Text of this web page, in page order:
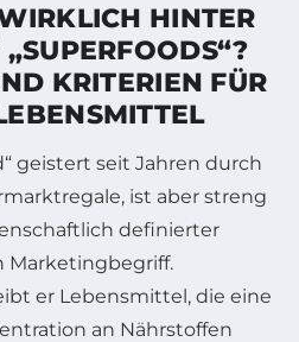
HINTER
KRITERIEN FÜR
geistert seit Jahren durch
ist aber streng
definierter
Marketingbegriff.
er Lebensmittel, die eine
an Nährstoffen